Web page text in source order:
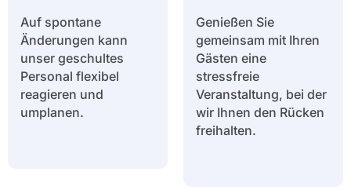
Auf spontane
Änderungen kann
unser geschultes
Personal flexibel
reagieren und
umplanen.
Genießen Sie
gemeinsam mit Ihren
Gästen eine
stressfreie
Veranstaltung, bei der
wir Ihnen den Rücken
freihalten.